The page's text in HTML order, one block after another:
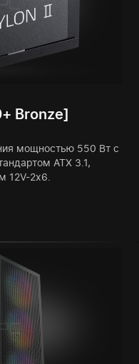
Bronze]
мощностью 550 Вт с
ATX 3.1,
12V-2x6.